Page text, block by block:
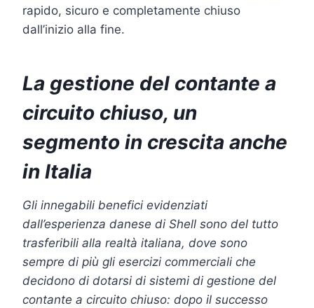
rapido, sicuro e completamente chiuso
dall’inizio alla fine.
La gestione del contante a
circuito chiuso, un
segmento in crescita anche
in Italia
Gli innegabili benefici evidenziati
dall’esperienza danese di Shell sono del tutto
trasferibili alla realtà italiana, dove sono
sempre di più gli esercizi commerciali che
decidono di dotarsi di sistemi di gestione del
contante a circuito chiuso: dopo il successo